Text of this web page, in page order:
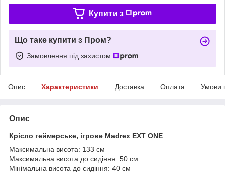
Купити з
Що таке купити з Пром?
Замовлення під захистом
Опис Характеристики Доставка Оплата Умови
Опис
Крісло геймерське, ігрове Madrex EXT ONE
Максимальна висота: 133 см
Максимальна висота до сидіння: 50 см
Мінімальна висота до сидіння: 40 см